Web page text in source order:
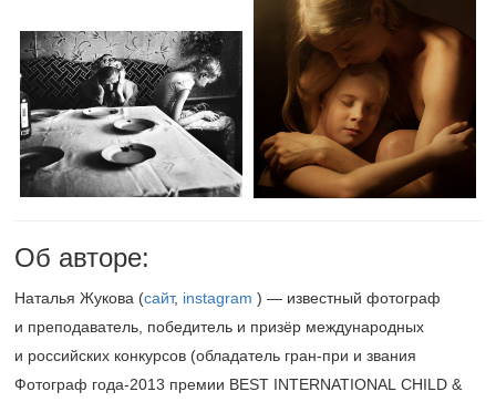
Об авторе:
Наталья Жукова (сайт, instagram ) — известный фотограф
и преподаватель, победитель и призёр международных
и российских конкурсов (обладатель гран-при и звания
Фотограф года-2013 премии BEST INTERNATIONAL CHILD &